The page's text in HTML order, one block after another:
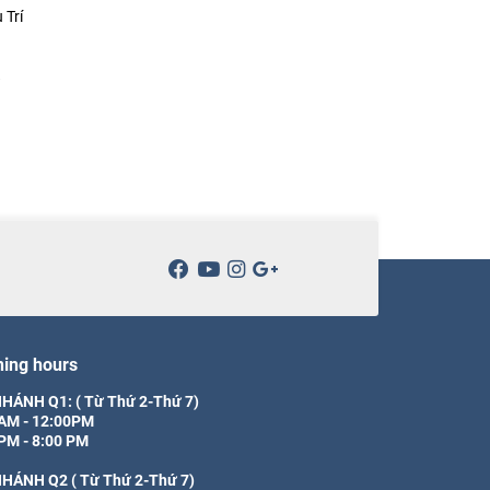
Trí
hours
Q1: ( Từ Thứ 2-Thứ 7)
- 12:00PM
- 8:00 PM
Q2 ( Từ Thứ 2-Thứ 7)